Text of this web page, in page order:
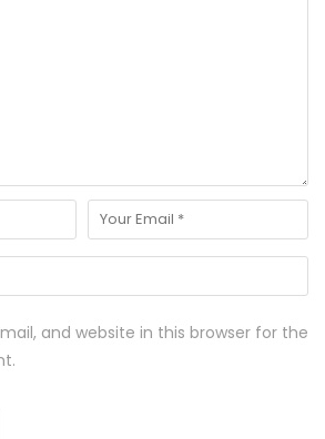
and website in this browser for the